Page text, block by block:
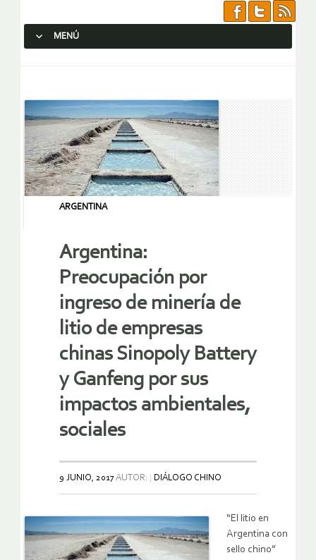
MENÚ
ARGENTINA
Argentina:
Preocupación por
ingreso de minería de
litio de empresas
chinas Sinopoly Battery
y Ganfeng por sus
impactos ambientales,
sociales
9 JUNIO, 2017AUTOR: DIÁLOGO CHINO
“El litio en
Argentina con
sello chino”